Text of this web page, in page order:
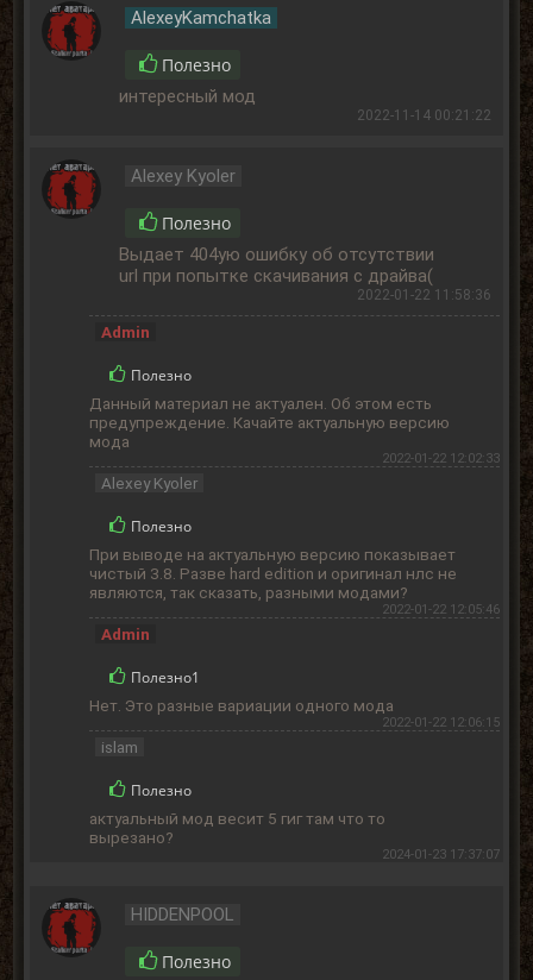
AlexeyKamchatka
Полезно
интересный мод
2022-11-14 00:21:22
Alexey Kyoler
Полезно
Выдает 404ую ошибку об отсутствии
url при попытке скачивания с драйва(
2022-01-22 11:58:36
Admin
Полезно
Данный материал не актуален. Об этом есть
предупреждение. Качайте актуальную версию
мода
2022-01-22 12:02:33
Alexey Kyoler
Полезно
При выводе на актуальную версию показывает
чистый 3.8. Разве hard edition и оригинал нлс не
являются, так сказать, разными модами?
2022-01-22 12:05:46
Admin
Полезно1
Нет. Это разные вариации одного мода
2022-01-22 12:06:15
islam
Полезно
актуальный мод весит 5 гиг там что то
вырезано?
2024-01-23 17:37:07
HIDDENPOOL
Полезно